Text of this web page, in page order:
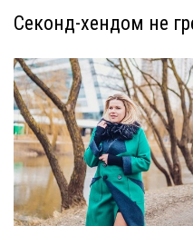
Секонд-хендом не